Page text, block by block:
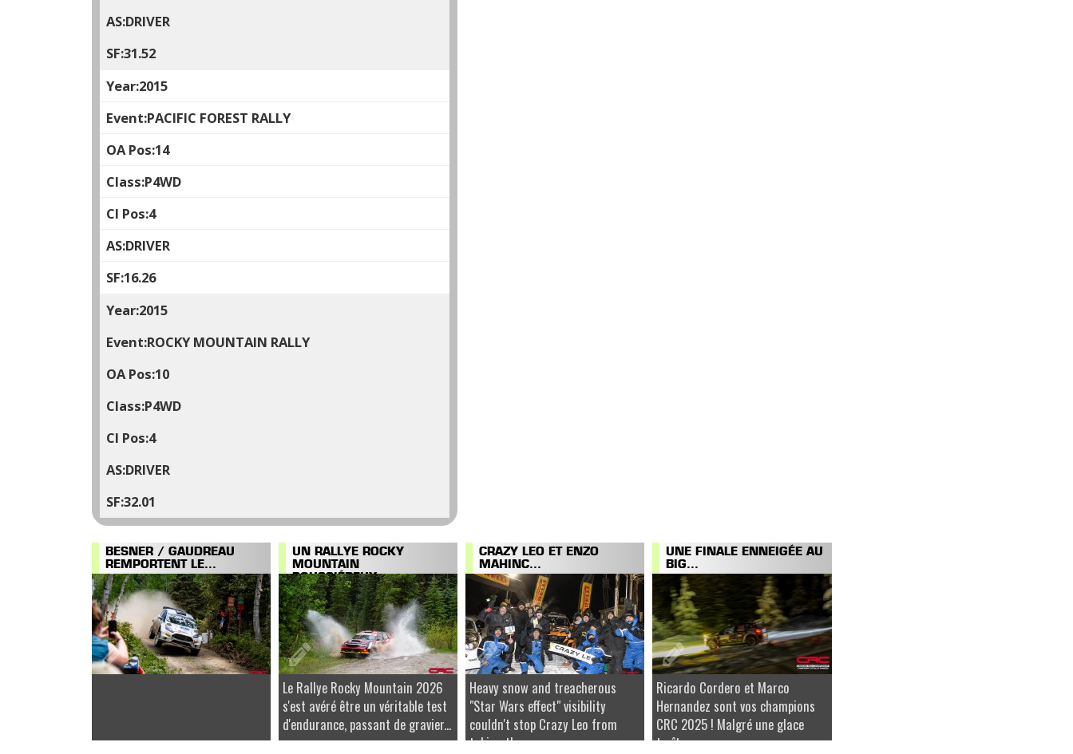
DRIVER
31.52
2015
PACIFIC FOREST RALLY
14
P4WD
4
DRIVER
16.26
2015
ROCKY MOUNTAIN RALLY
10
P4WD
4
DRIVER
32.01
BESNER / GAUDREAU
REMPORTENT LE...
UN RALLYE ROCKY
MOUNTAIN
POUSSIÉREUX...
Le Rallye Rocky Mountain 2026
s'est avéré être un véritable test
d'endurance, passant de gravier...
CRAZY LEO ET ENZO
MAHINC...
Heavy snow and treacherous
"Star Wars effect" visibility
couldn't stop Crazy Leo from
taking the...
UNE FINALE ENNEIGÉE AU
BIG...
Ricardo Cordero et Marco
Hernandez sont vos champions
CRC 2025 ! Malgré une glace
traîtresse...